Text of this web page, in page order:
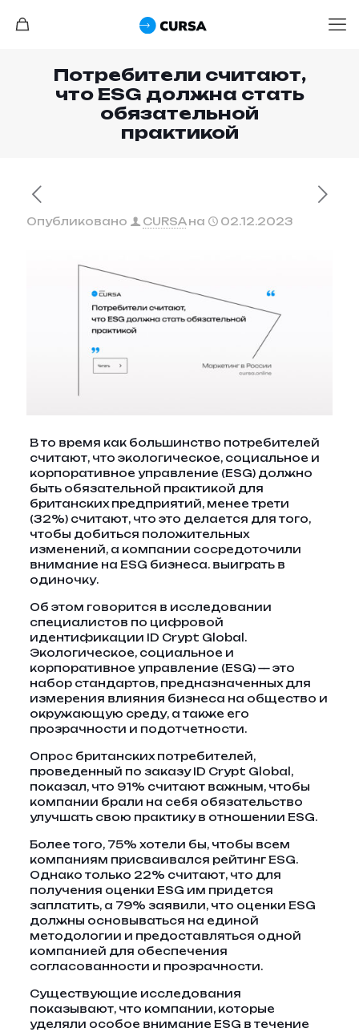
Потребители считают,
что ESG должна стать
обязательной
практикой
Опубликовано CURSA на 02.12.2023
В то время как большинство потребителей
считают, что экологическое, социальное и
корпоративное управление (ESG) должно
быть обязательной практикой для
британских предприятий, менее трети
(32%) считают, что это делается для того,
чтобы добиться положительных
изменений, а компании сосредоточили
внимание на ESG бизнеса. выиграть в
одиночку.
Об этом говорится в исследовании
специалистов по цифровой
идентификации ID Crypt Global.
Экологическое, социальное и
корпоративное управление (ESG) — это
набор стандартов, предназначенных для
измерения влияния бизнеса на общество и
окружающую среду, а также его
прозрачности и подотчетности.
Опрос британских потребителей,
проведенный по заказу ID Crypt Global,
показал, что 91% считают важным, чтобы
компании брали на себя обязательство
улучшать свою практику в отношении ESG.
Более того, 75% хотели бы, чтобы всем
компаниям присваивался рейтинг ESG.
Однако только 22% считают, что для
получения оценки ESG им придется
заплатить, а 79% заявили, что оценки ESG
должны основываться на единой
методологии и предоставляться одной
компанией для обеспечения
согласованности и прозрачности.
Существующие исследования
показывают, что компании, которые
уделяли особое внимание ESG в течение